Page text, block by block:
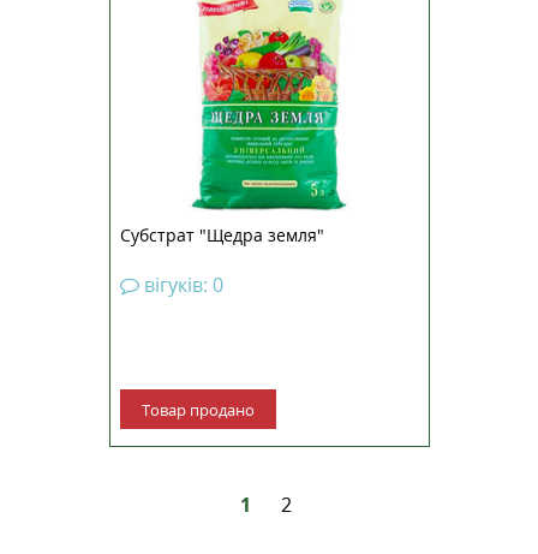
Субстрат "Щедра земля"
вігуків: 0
Товар продано
1 2